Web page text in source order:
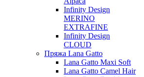
Infinity Design
MERINO
EXTRAFINE
Infinity Design
CLOUD
Пряжа Lana Gatto
Lana Gatto Maxi Soft
Lana Gatto Camel Hair